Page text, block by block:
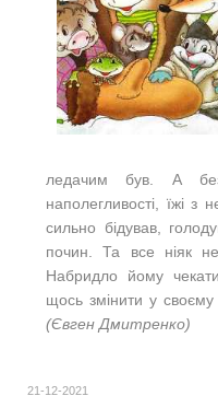
ледачим був. А
наполегливості, їжі з
сильно бідував,
почин. Та все ніяк
Набридло йому
щось змінити у
(Євген Дмитренко)
21-12-2021